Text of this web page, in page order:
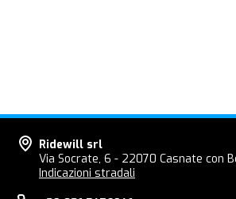
Ridewill srl
Via Socrate, 6 - 22070 Casnate con
Indicazioni stradali